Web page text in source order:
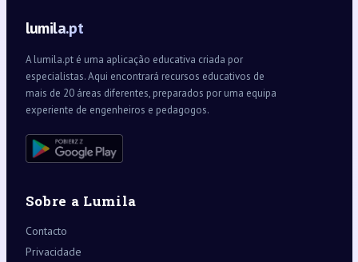
lumila.pt
A lumila.pt é uma aplicação educativa criada por
especialistas. Aqui encontrará recursos educativos de
mais de 20 áreas diferentes, preparados por uma equipa
experiente de engenheiros e pedagogos.
Sobre a Lumila
Contacto
Privacidade